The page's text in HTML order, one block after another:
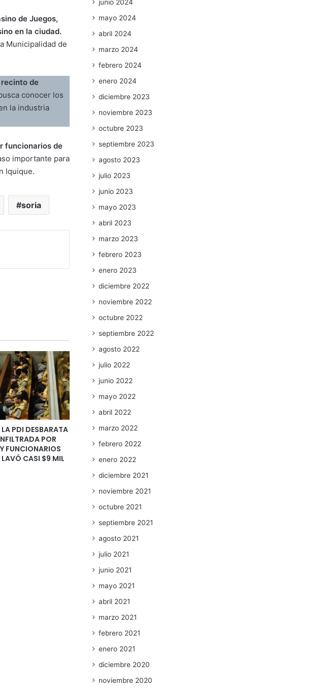
de Juegos,
en la ciudad.
Municipalidad de
de
conocer los
la industria
funcionarios de
importante para
Iquique.
soria
PDI DESBARATA
POR
FUNCIONARIOS
LAVÓ CASI $9 MIL
junio 2024
mayo 2024
abril 2024
marzo 2024
febrero 2024
enero 2024
diciembre 2023
noviembre 2023
octubre 2023
septiembre 2023
agosto 2023
julio 2023
junio 2023
mayo 2023
abril 2023
marzo 2023
febrero 2023
enero 2023
diciembre 2022
noviembre 2022
octubre 2022
septiembre 2022
agosto 2022
julio 2022
junio 2022
mayo 2022
abril 2022
marzo 2022
febrero 2022
enero 2022
diciembre 2021
noviembre 2021
octubre 2021
septiembre 2021
agosto 2021
julio 2021
junio 2021
mayo 2021
abril 2021
marzo 2021
febrero 2021
enero 2021
diciembre 2020
noviembre 2020